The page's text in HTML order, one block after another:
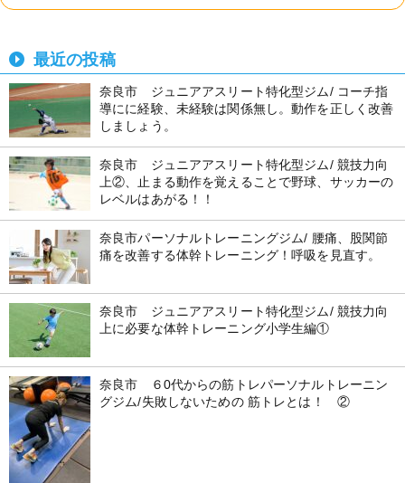
最近の投稿
奈良市 ジュニアアスリート特化型ジム/ コーチ指
導にに経験、未経験は関係無し。動作を正しく改善
しましょう。
奈良市 ジュニアアスリート特化型ジム/ 競技力向
上②、止まる動作を覚えることで野球、サッカーの
レベルはあがる！！
奈良市パーソナルトレーニングジム/ 腰痛、股関節
痛を改善する体幹トレーニング！呼吸を見直す。
奈良市 ジュニアアスリート特化型ジム/ 競技力向
上に必要な体幹トレーニング小学生編①
奈良市 ６0代からの筋トレパーソナルトレーニン
グジム/失敗しないための 筋トレとは！ ②